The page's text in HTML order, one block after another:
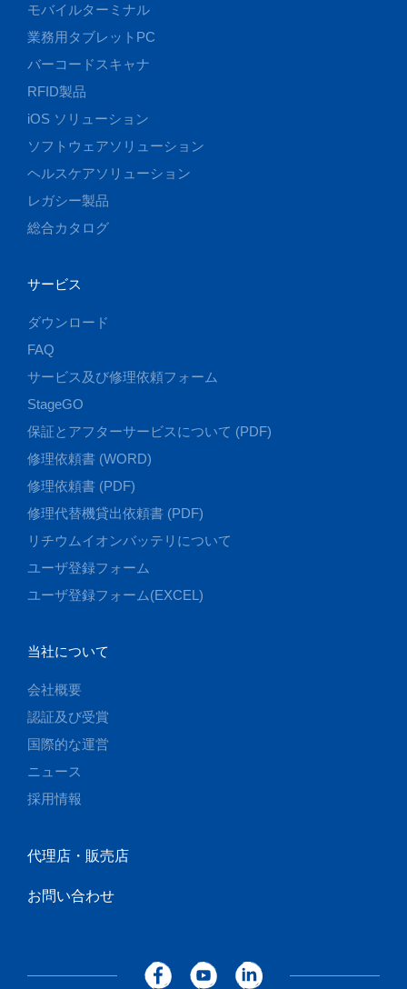
モバイルターミナル
業務用タブレットPC
バーコードスキャナ
RFID製品
iOS ソリューション
ソフトウェアソリューション
ヘルスケアソリューション
レガシー製品
総合カタログ
サービス
ダウンロード
FAQ
サービス及び修理依頼フォーム
StageGO
保証とアフターサービスについて (PDF)
修理依頼書 (WORD)
修理依頼書 (PDF)
修理代替機貸出依頼書 (PDF)
リチウムイオンバッテリについて
ユーザ登録フォーム
ユーザ登録フォーム(EXCEL)
当社について
会社概要
認証及び受賞
国際的な運営
ニュース
採用情報
代理店・販売店
お問い合わせ